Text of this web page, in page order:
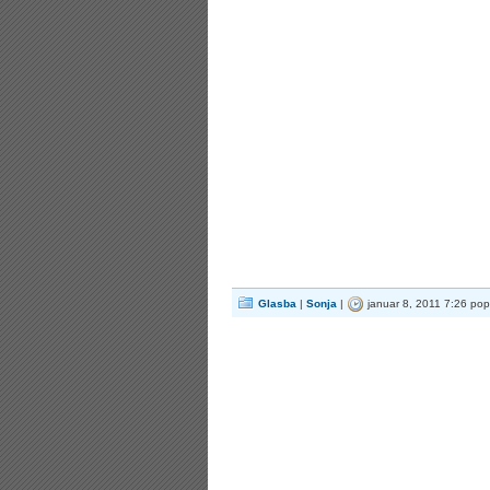
Glasba | Sonja | januar 8, 2011 7:26